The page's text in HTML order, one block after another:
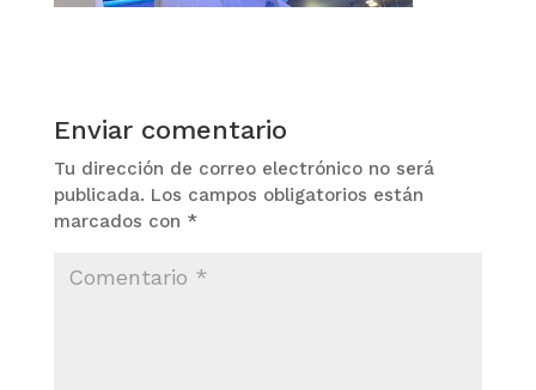
Enviar comentario
Tu dirección de correo electrónico no será
publicada. Los campos obligatorios están
marcados con *